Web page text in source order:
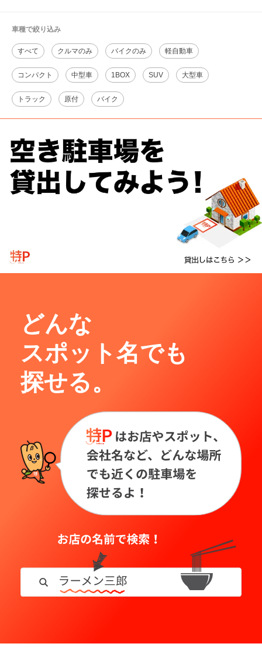
車種で絞り込み
すべて クルマのみ バイクのみ 軽自動車
コンパクト 中型車 1BOX SUV 大型車
トラック 原付 バイク
どんな
スポット名でも
探せる。